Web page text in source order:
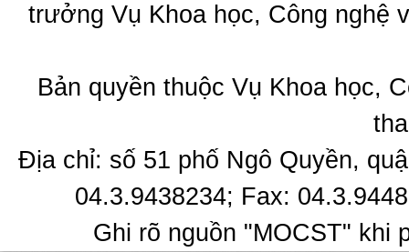
trưởng Vụ Khoa học, Công nghệ
Bản quyền thuộc Vụ Khoa học,
Địa chỉ: số 51 phố Ngô Quyền,
04.3.9438234; Fax:
Ghi rõ nguồn "MOCST" khi